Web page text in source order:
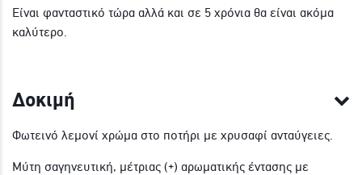
Είναι φανταστικό τώρα αλλά και σε 5 χρόνια θα είναι ακόμα
καλύτερο.
Δοκιμή
Φωτεινό λεμονί χρώμα στο ποτήρι με χρυσαφί ανταύγειες.
Μύτη σαγηνευτική, μέτριας (+) αρωματικής έντασης με